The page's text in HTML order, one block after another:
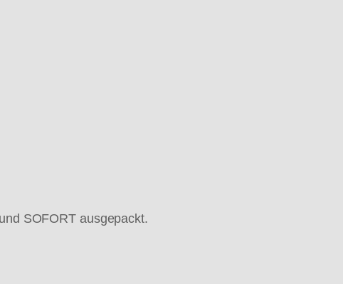
SOFORT ausgepackt.